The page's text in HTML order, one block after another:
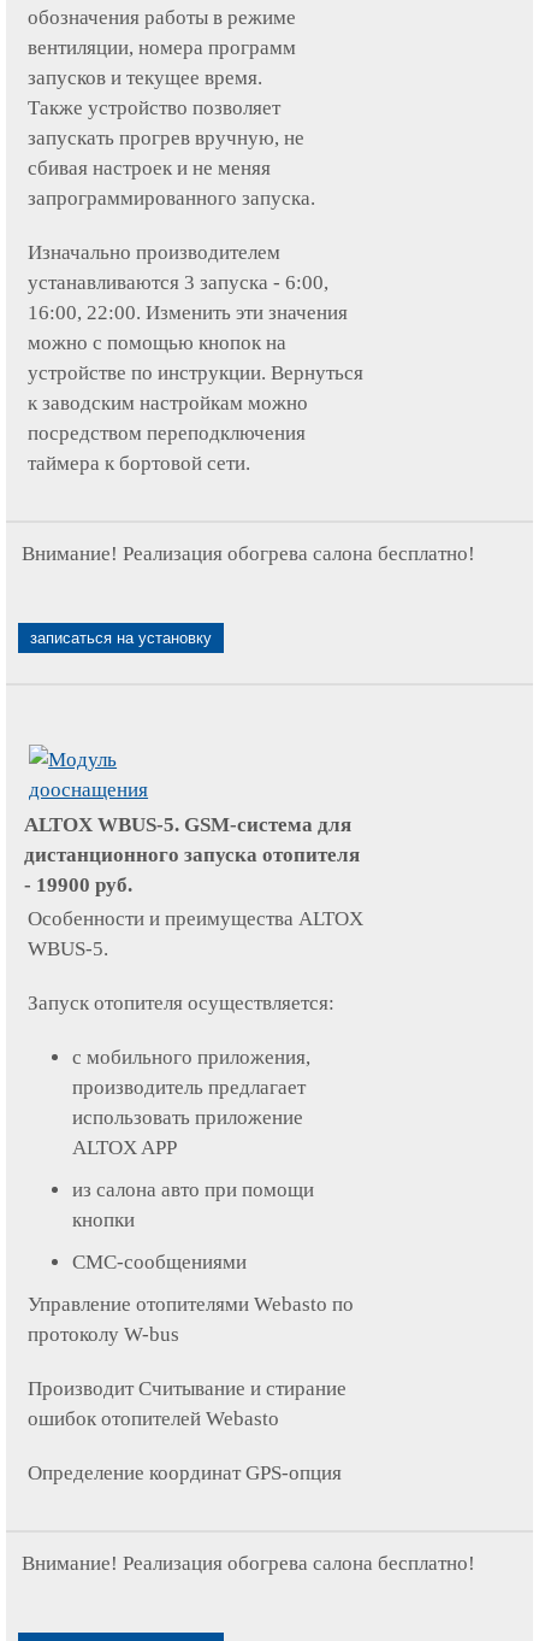
обозначения работы в режиме
вентиляции, номера программ
запусков и текущее время.
Также устройство позволяет
запускать прогрев вручную, не
сбивая настроек и не меняя
запрограммированного запуска.
Изначально производителем
устанавливаются 3 запуска - 6:00,
16:00, 22:00. Изменить эти значения
можно с помощью кнопок на
устройстве по инструкции. Вернуться
к заводским настройкам можно
посредством переподключения
таймера к бортовой сети.
Внимание! Реализация обогрева салона бесплатно!
записаться на установку
ALTOX WBUS-5. GSM-система для
дистанционного запуска отопителя
- 19900 руб.
Особенности и преимущества ALTOX
WBUS-5.
Запуск отопителя осуществляется:
с мобильного приложения,
производитель предлагает
использовать приложение
ALTOX APP
из салона авто при помощи
кнопки
СМС-сообщениями
Управление отопителями Webasto по
протоколу W-bus
Производит Считывание и стирание
ошибок отопителей Webasto
Определение координат GPS-опция
Внимание! Реализация обогрева салона бесплатно!